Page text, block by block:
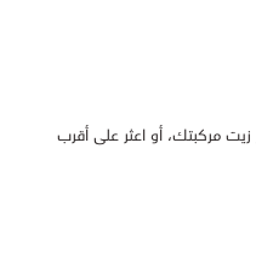
زيت مركبتك، أو اعثر على أقرب